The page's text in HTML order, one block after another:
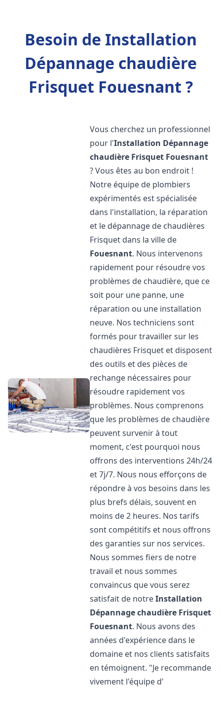
Besoin de Installation
Dépannage chaudière
Frisquet Fouesnant ?
Vous cherchez un professionnel
pour l'Installation Dépannage
chaudière Frisquet Fouesnant
? Vous êtes au bon endroit !
Notre équipe de plombiers
expérimentés est spécialisée
dans l'installation, la réparation
et le dépannage de chaudières
Frisquet dans la ville de
Fouesnant. Nous intervenons
rapidement pour résoudre vos
problèmes de chaudière, que ce
soit pour une panne, une
réparation ou une installation
neuve. Nos techniciens sont
formés pour travailler sur les
chaudières Frisquet et disposent
des outils et des pièces de
rechange nécessaires pour
résoudre rapidement vos
problèmes. Nous comprenons
que les problèmes de chaudière
peuvent survenir à tout
moment, c'est pourquoi nous
offrons des interventions 24h/24
et 7j/7. Nous nous efforçons de
répondre à vos besoins dans les
plus brefs délais, souvent en
moins de 2 heures. Nos tarifs
sont compétitifs et nous offrons
des garanties sur nos services.
Nous sommes fiers de notre
travail et nous sommes
convaincus que vous serez
satisfait de notreInstallation
Dépannage chaudière Frisquet
Fouesnant. Nous avons des
années d'expérience dans le
domaine et nos clients satisfaits
en témoignent. "Je recommande
vivement l'équipe d'